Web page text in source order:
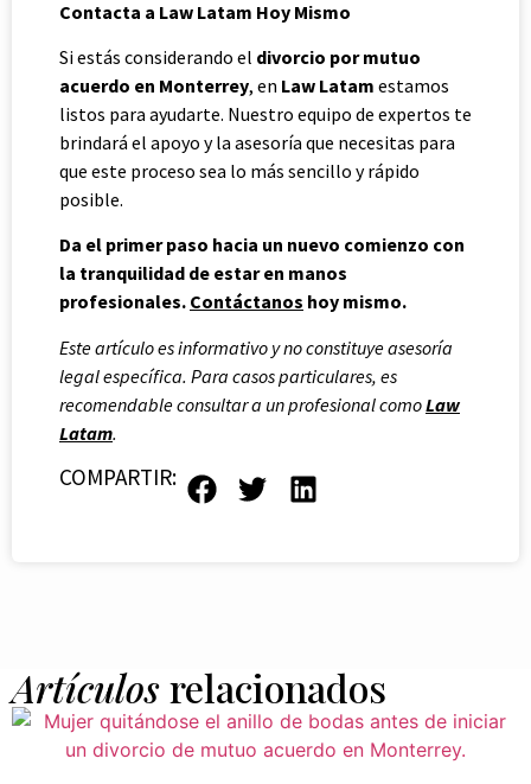
Contacta a Law Latam Hoy Mismo
Si estás considerando el divorcio por mutuo
acuerdo en Monterrey, en Law Latam estamos
listos para ayudarte. Nuestro equipo de expertos te
brindará el apoyo y la asesoría que necesitas para
que este proceso sea lo más sencillo y rápido
posible.
Da el primer paso hacia un nuevo comienzo con
la tranquilidad de estar en manos
profesionales. Contáctanos hoy mismo.
Este artículo es informativo y no constituye asesoría
legal específica. Para casos particulares, es
recomendable consultar a un profesional comoLaw
Latam.
COMPARTIR:
Artículosrelacionados